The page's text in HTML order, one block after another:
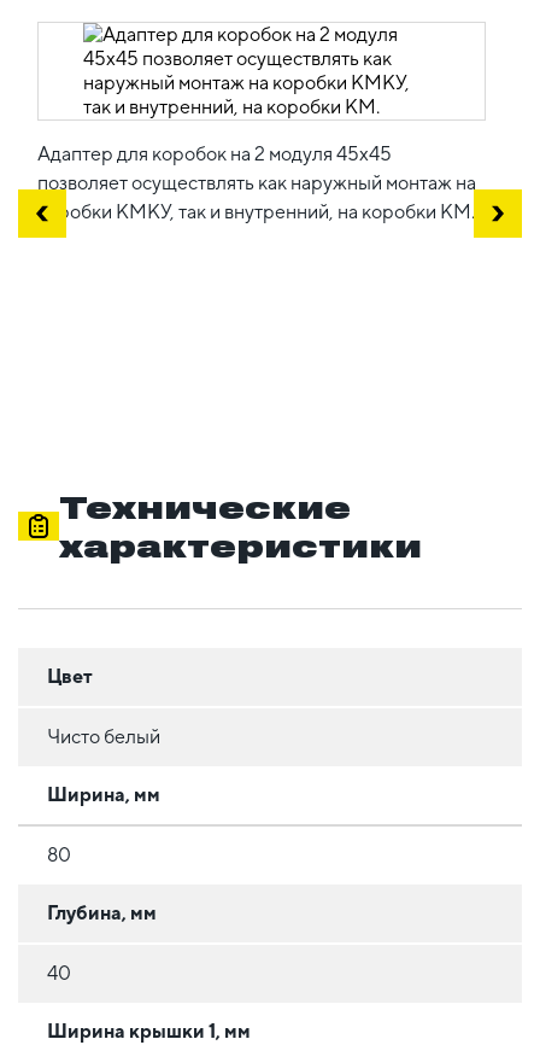
Адаптер для коробок на 2 модуля 45x45
позволяет осуществлять как наружный монтаж на
коробки КМКУ, так и внутренний, на коробки КМ.
Технические
характеристики
Цвет
Чисто белый
Ширина, мм
80
Глубина, мм
40
Ширина крышки 1, мм